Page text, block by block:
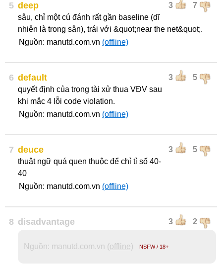
5 3 7
deep
sâu, chỉ một cú đánh rất gần baseline (dĩ
nhiên là trong sân), trái với &quot;near the net&quot;.
Nguồn: manutd.com.vn (offline)
6 3 5
default
quyết định của trọng tài xử thua VĐV sau
khi mắc 4 lỗi code violation.
Nguồn: manutd.com.vn (offline)
7 3 5
deuce
thuật ngữ quá quen thuộc để chỉ tỉ số 40-
40
Nguồn: manutd.com.vn (offline)
8 3 2
disadvantage
Nguồn: manutd.com.vn (offline) NSFW / 18+